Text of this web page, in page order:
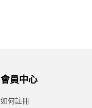
會員中心
如何註冊